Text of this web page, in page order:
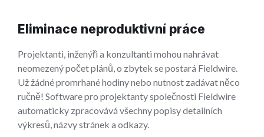
Eliminace neproduktivní práce
Projektanti, inženýři a konzultanti mohou nahrávat
neomezený počet plánů, o zbytek se postará Fieldwire.
Už žádné promrhané hodiny nebo nutnost zadávat něco
ručně! Software pro projektanty společnosti Fieldwire
automaticky zpracovává všechny popisy detailních
výkresů, názvy stránek a odkazy.